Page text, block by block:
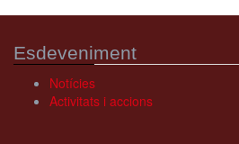
Esdeveniment
Notícies
Activitats i accions